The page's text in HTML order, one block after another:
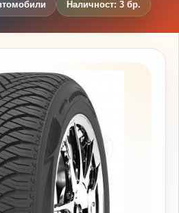
Наличност: 3 бр.